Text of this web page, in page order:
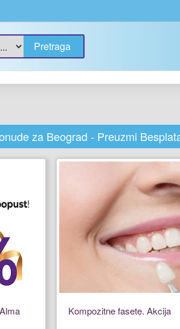
za Beograd - Preuzmi
Kompozitne fasete. Akcija